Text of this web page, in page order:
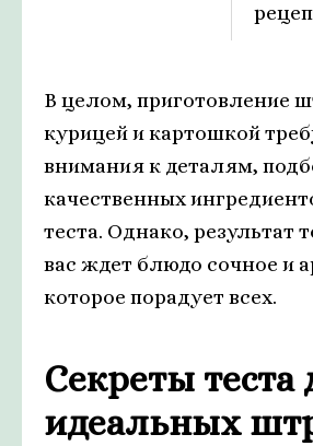
В целом, приготовление
курицей и картошкой
внимания к деталям,
качественных
теста. Однако, результат
вас ждет блюдо сочное и
которое порадует всех.
Секреты теста
идеальных